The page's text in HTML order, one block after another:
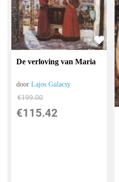
De verloving van Maria
doorLajos Gulacsy
€199.00
€115.42